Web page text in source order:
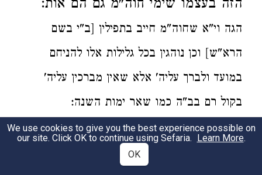
הזה בעצמו שימי חוה"מ גם הם אות:
הגה וי"א שחוה"מ חייב בתפילין [ב"י בשם
הרא"ש] וכן נוהגין בכל גלילות אלו להניחם
במועד ולברך עליה' אלא שאין מברכין עליה'
בקול רם בב"ה כמו שאר ימות השנה:
...On Chol HaMoed it is prohibited to
wear tefillin for the same reason, namely
We use cookies to give you the best experience possible on
our site. Click OK to continue using Sefaria. Learn More.
OK